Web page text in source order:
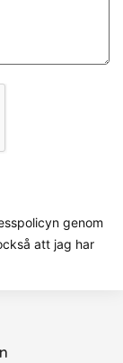
genom
att jag har